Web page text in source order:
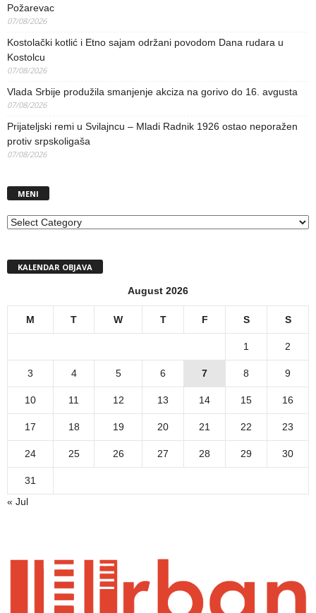
Požarevac
07/08/2026
Kostolački kotlić i Etno sajam održani povodom Dana rudara u
Kostolcu
07/08/2026
Vlada Srbije produžila smanjenje akciza na gorivo do 16. avgusta
07/08/2026
Prijateljski remi u Svilajncu – Mladi Radnik 1926 ostao neporažen
protiv srpskoligaša
07/08/2026
MENI
MENI
KALENDAR OBJAVA
August 2026
M T W T F S S
1 2
3 4 5 6 7 8 9
10 11 12 13 14 15 16
17 18 19 20 21 22 23
24 25 26 27 28 29 30
31
« Jul